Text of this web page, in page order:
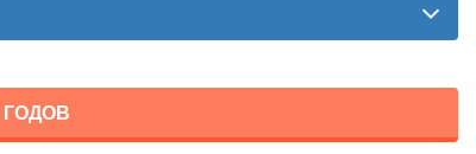
ГОДОВ